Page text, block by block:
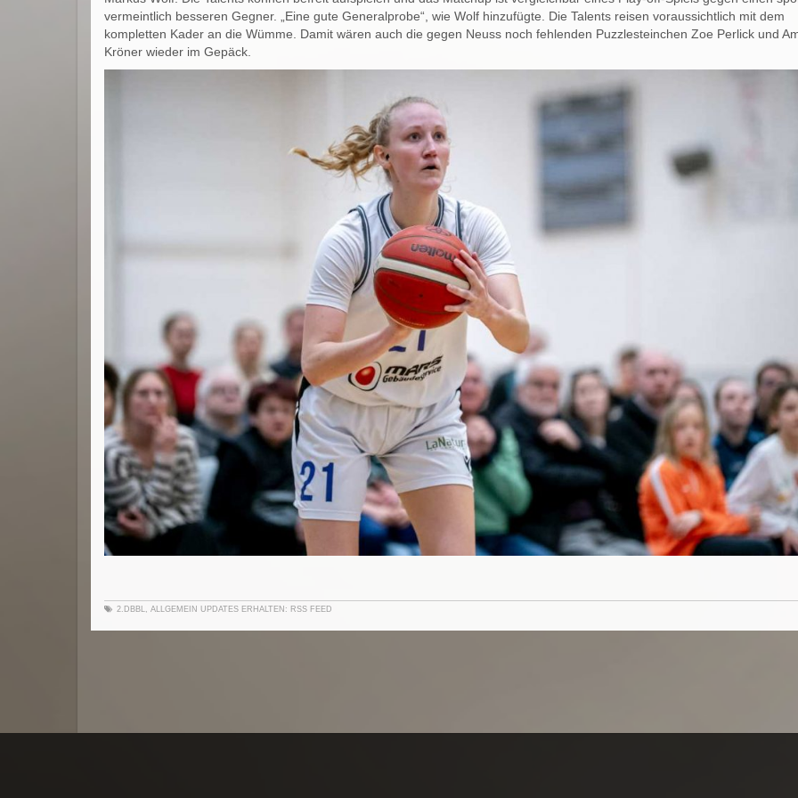
vermeintlich besseren Gegner. „Eine gute Generalprobe“, wie Wolf hinzufügte. Die Talents reisen voraussichtlich mit dem
kompletten Kader an die Wümme. Damit wären auch die gegen Neuss noch fehlenden Puzzlesteinchen Zoe Perlick und
Kröner wieder im Gepäck.
2.DBBL ALLGEMEIN UPDATES ERHALTEN: RSS FEED